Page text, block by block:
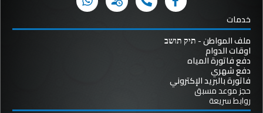
خدمات
ملف المواطن - תיק תושב
اوقات الدوام
دفع فاتورة المياه
دفع شهري
فاتورة بالبريد الإكتروني
حجز موعد مسبق
روابط سريعة